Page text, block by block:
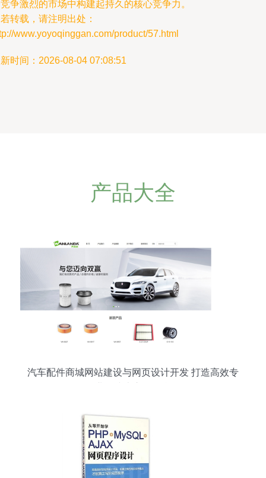
争激烈的市场中构建起持久的核心竞争力。
转载，请注明出处：
www.yoyoqinggan.com/product/57.html
时间：2026-08-04 07:08:51
产品大全
汽车配件商城网站建设与网页设计开发 打造高效专